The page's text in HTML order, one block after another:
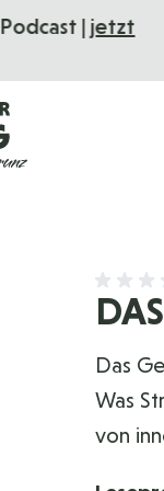
- 01. - 04.10.2026
Das
Was
von